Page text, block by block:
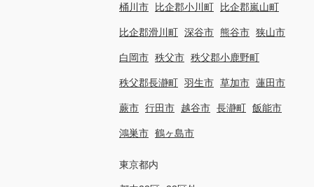
桶川市 比企郡小川町 比企郡嵐山町
比企郡滑川町 深谷市 熊谷市 狭山市
白岡市 秩父市 秩父郡小鹿野町
秩父郡長瀞町 羽生市 草加市 蓮田市
蕨市 行田市 越谷市 長瀞町 飯能市
鴻巣市 鶴ヶ島市
東京都内